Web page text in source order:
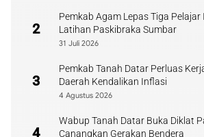
2
Pemkab Agam Lepas Tiga
Latihan Paskibraka Sumbar
31 Juli 2026
3
Pemkab Tanah Datar Perluas
Daerah Kendalikan Inflasi
4 Agustus 2026
4
Wabup Tanah Datar Buka Diklat
Canangkan Gerakan Bendera